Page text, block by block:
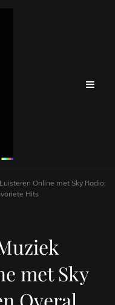
Online met Sky Radio:
Hits
met Sky